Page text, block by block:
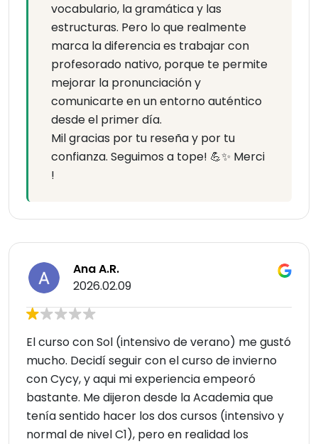
vocabulario, la gramática y las
estructuras. Pero lo que realmente
marca la diferencia es trabajar con
profesorado nativo, porque te permite
mejorar la pronunciación y
comunicarte en un entorno auténtico
desde el primer día.
Mil gracias por tu reseña y por tu
confianza. Seguimos a tope! 💪✨ Merci
!
Ana A.R.
2026.02.09
El curso con Sol (intensivo de verano) me gustó
mucho. Decidí seguir con el curso de invierno
con Cycy, y aqui mi experiencia empeoró
bastante. Me dijeron desde la Academia que
tenía sentido hacer los dos cursos (intensivo y
normal de nivel C1), pero en realidad los